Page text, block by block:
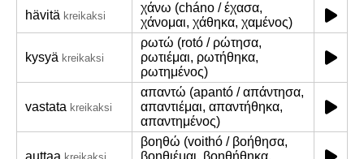
hävitä kreikaksi
χάνω (cháno / έχασα,
χάνομαι, χάθηκα, χαμένος)
kysyä kreikaksi
ρωτώ (rotó / ρώτησα,
ρωτιέμαι, ρωτήθηκα,
ρωτημένος)
vastata kreikaksi
απαντώ (apantó / απάντησα,
απαντιέμαι, απαντήθηκα,
απαντημένος)
auttaa
βοηθώ (voithó / βοήθησα,
βοηθιέμαι, βοηθήθηκα,